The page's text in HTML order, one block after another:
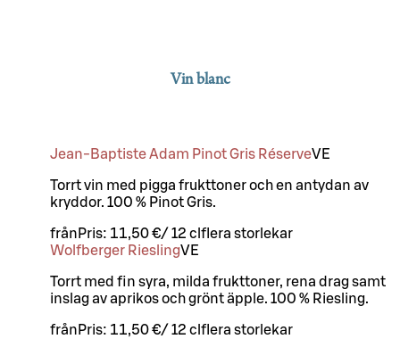
Vin blanc
Jean-Baptiste Adam Pinot Gris RéserveVE
Torrt vin med pigga frukttoner och en antydan av
kryddor. 100 % Pinot Gris.
från Pris: 11,50 €/ 12 cl flera storlekar
Wolfberger RieslingVE
Torrt med fin syra, milda frukttoner, rena drag samt
inslag av aprikos och grönt äpple. 100 % Riesling.
från Pris: 11,50 €/ 12 cl flera storlekar